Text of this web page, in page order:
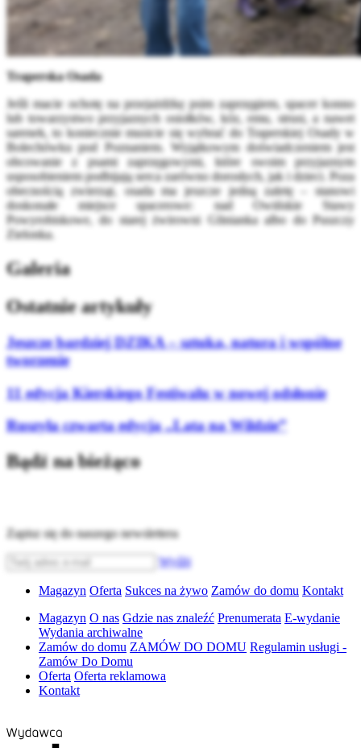
Traperska Osada
Jeśli macie ochotę na przejażdżkę psim zaprzęgiem, spacer konno
lub towarzystwo przyjaznych osiołków, kóz, emu, strusi, a nawet
sarenek, to koniecznie musicie się wybrać do Traperskiej Osady w
Bolechówku pod Poznaniem. Wyjątkowym doświadczeniem jest
obcowanie z psami zaprzęgowymi, które swoim przyjaznym
usposobieniem podbijają serca zarówno dorosłych, jak i dzieci. Poza
obecnością zwierząt, osada ma jeszcze jedną zaletę – stanowi
doskonałe miejsce spacerowe: nad Owińskie Stawy
Powyrobiskowe, do starej żwirowni Glinianka albo do Puszczy
Zielonka.
Galeria
Ostatnie artykuły
Jeszcze bardziej DZIKA – sztuka, natura i wspólne
tworzenie
11 edycja Kierskiego Festiwalu w nowej odsłonie
Ruszyła czwarta edycja „Lata na Wildzie”
Bądź na bieżąco
Zapisz się do naszego newslettera
Wyślij
Magazyn Oferta Sukces na żywo Zamów do domu Kontakt
Magazyn O nas Gdzie nas znaleźć Prenumerata E-wydanie
Wydania archiwalne
Zamów do domu ZAMÓW DO DOMU Regulamin usługi -
Zamów Do Domu
Oferta Oferta reklamowa
Kontakt